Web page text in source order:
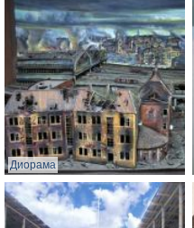
Диорама